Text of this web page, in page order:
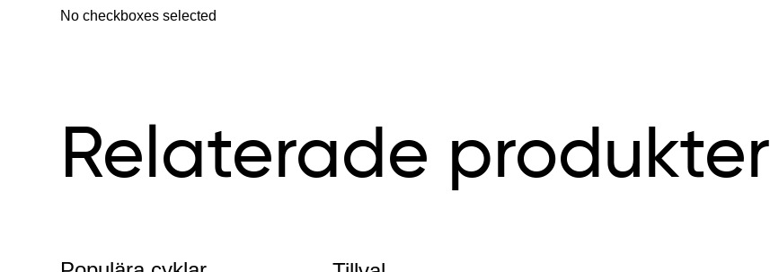
No checkboxes selected
Relaterade produkter